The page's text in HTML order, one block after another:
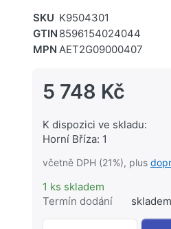
SKU K9504301
GTIN 8596154024044
MPN AET2G09000407
5 748 Kč
K dispozici ve skladu:
Horní Bříza: 1
včetně DPH (21%), plus
1 ks skladem
Termín dodání
skladem